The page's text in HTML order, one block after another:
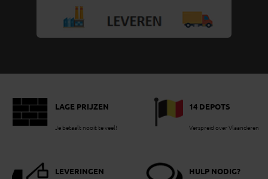
LAGE PRIJZEN
Je betaalt nooit te veel!
14 DEPOTS
Verspreid over Vlaanderen
LEVERINGEN HULP NODIG?